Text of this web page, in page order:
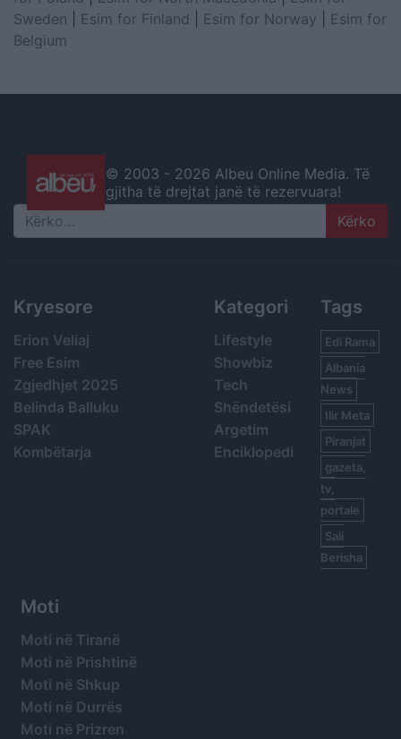
Sweden
Esim for Finland Esim for Norway
Esim for
Belgium
© 2003 - 2026 Albeu Online Media. Të
gjitha të drejtat janë të rezervuara!
Search
Kryesore
Erion Veliaj
Free Esim
Zgjedhjet 2025
Belinda Balluku
SPAK
Kombëtarja
Kategori
Lifestyle
Showbiz
Tech
Shëndetësi
Argetim
Enciklopedi
Tags
Edi Rama
Albania
News
Ilir Meta
Piranjat
gazeta,
tv,
portale
Sali
Berisha
Moti
Moti në Tiranë
Moti në Prishtinë
Moti në Shkup
Moti në Durrës
Moti në Prizren